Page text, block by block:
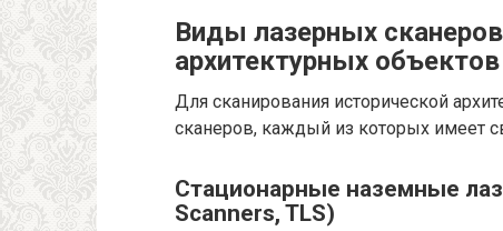
Виды лазерных
архитектурных объектов
Для сканирования исторической
сканеров, каждый из которых имеет
Стационарные наземные
Scanners, TLS)